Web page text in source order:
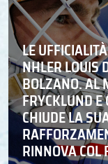
LE
NHLER LOUIS
BOLZANO. AL
FRYCKLUND
CHIUDE LA
RINNOVA COL